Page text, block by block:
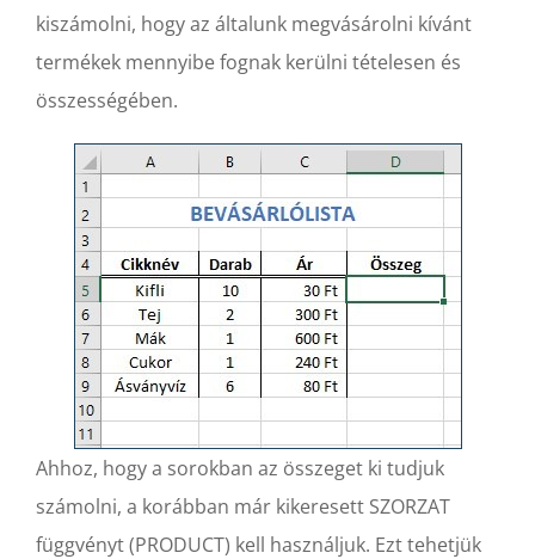
kiszámolni, hogy az általunk megvásárolni kívánt
termékek mennyibe fognak kerülni tételesen és
összességében.
Ahhoz, hogy a sorokban az összeget ki tudjuk
számolni, a korábban már kikeresett SZORZAT
függvényt (PRODUCT) kell használjuk. Ezt tehetjük